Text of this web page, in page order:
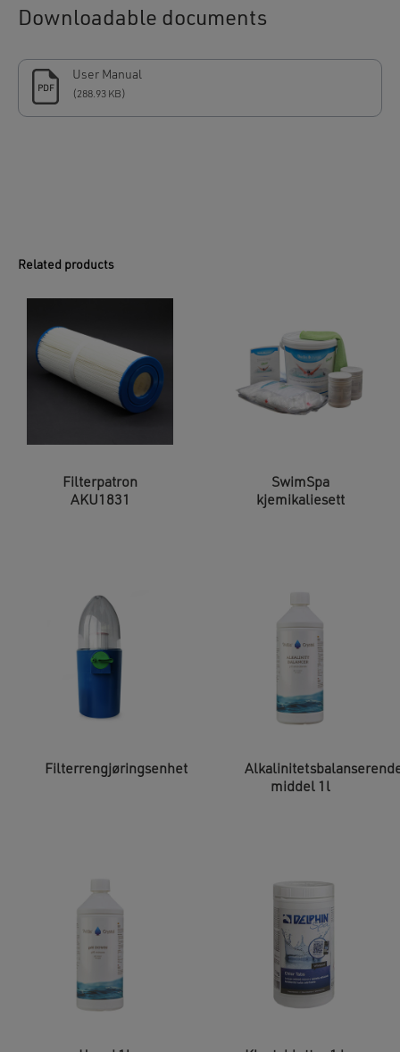
Downloadable documents
PDF
User Manual
(288.93 KB)
Related products
Filterpatron
AKU1831
SwimSpa
kjemikaliesett
Filterrengjøringsenhet
middel 1l